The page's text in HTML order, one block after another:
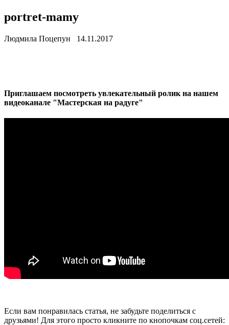
portret-mamy
Людмила Поцепун 14.11.2017
Приглашаем посмотреть увлекательный ролик на нашем
видеоканале "Мастерская на радуге"
Если вам понравилась статья, не забудьте поделиться с
друзьями! Для этого просто кликните по кнопочкам соц.сетей: